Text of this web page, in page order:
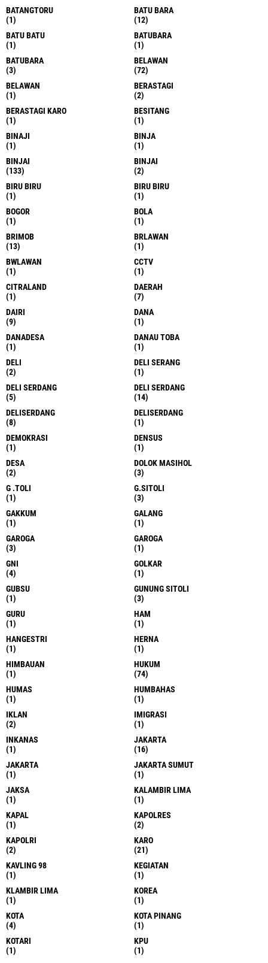
BATANGTORU
(1)
BATU BARA
(12)
BATU BATU
(1)
BATUBARA
(1)
BATUBARA
(3)
BELAWAN
(72)
BELAWAN
(1)
BERASTAGI
(2)
BERASTAGI KARO
(1)
BESITANG
(1)
BINAJI
(1)
BINJA
(1)
BINJAI
(133)
BINJAI
(2)
BIRU BIRU
(1)
BIRU BIRU
(1)
BOGOR
(1)
BOLA
(1)
BRIMOB
(13)
BRLAWAN
(1)
BWLAWAN
(1)
CCTV
(1)
CITRALAND
(1)
DAERAH
(7)
DAIRI
(9)
DANA
(1)
DANADESA
(1)
DANAU TOBA
(1)
DELI
(2)
DELI SERANG
(1)
DELI SERDANG
(5)
DELI SERDANG
(14)
DELISERDANG
(8)
DELISERDANG
(1)
DEMOKRASI
(1)
DENSUS
(1)
DESA
(2)
DOLOK MASIHOL
(3)
G .TOLI
(1)
G.SITOLI
(3)
GAKKUM
(1)
GALANG
(1)
GAROGA
(3)
GAROGA
(1)
GNI
(4)
GOLKAR
(1)
GUBSU
(1)
GUNUNG SITOLI
(3)
GURU
(1)
HAM
(1)
HANGESTRI
(1)
HERNA
(1)
HIMBAUAN
(1)
HUKUM
(74)
HUMAS
(1)
HUMBAHAS
(1)
IKLAN
(2)
IMIGRASI
(1)
INKANAS
(1)
JAKARTA
(16)
JAKARTA
(1)
JAKARTA SUMUT
(1)
JAKSA
(1)
KALAMBIR LIMA
(1)
KAPAL
(1)
KAPOLRES
(2)
KAPOLRI
(2)
KARO
(21)
KAVLING 98
(1)
KEGIATAN
(1)
KLAMBIR LIMA
(1)
KOREA
(1)
KOTA
(4)
KOTA PINANG
(1)
KOTARI
(1)
KPU
(1)